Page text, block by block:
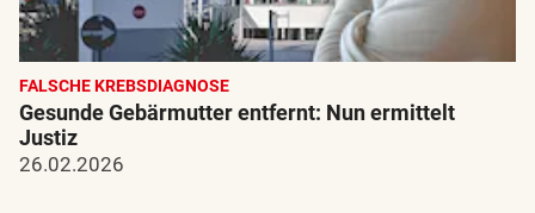
FALSCHE KREBSDIAGNOSE
Gesunde Gebärmutter entfernt: Nun ermittelt
Justiz
26.02.2026